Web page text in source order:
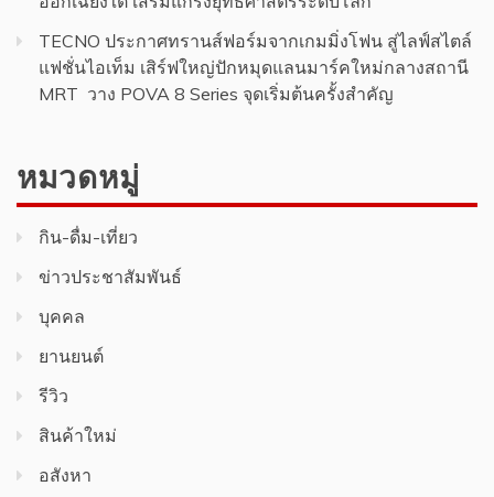
TECNO ประกาศทรานส์ฟอร์มจากเกมมิ่งโฟน สู่ไลฟ์สไตล์
แฟชั่นไอเท็ม เสิร์ฟใหญ่ปักหมุดแลนมาร์คใหม่กลางสถานี
MRT วาง POVA 8 Series จุดเริ่มต้นครั้งสำคัญ
หมวดหมู่
กิน-ดื่ม-เที่ยว
ข่าวประชาสัมพันธ์
บุคคล
ยานยนต์
รีวิว
สินค้า​ใหม่​
อสังหา